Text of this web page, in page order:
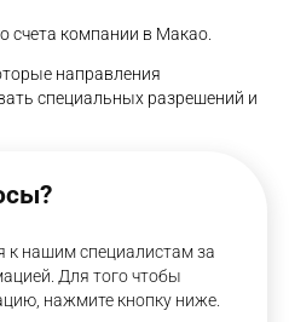
счета компании в Макао.
направления
специальных разрешений и
к нашим специалистам за
Для того чтобы
нажмите кнопку ниже.